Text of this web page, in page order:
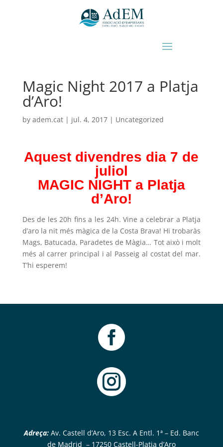
Magic Night 2017 a Platja
d’Aro!
by adem.cat| jul. 4, 2017| Uncategorized
Aquest divendres dia 7 de
juliol
MAGIC NIGHT a Platja
d’Aro!
Des de les20h fins a les 24h. Vine a celebrar a Platja
d’arola nit més màgica de la Costa Brava! Hi trobaràs
Mags, Batucada, Paradetes de Màgia… Tot això i molt
més al carrer principal i al Passeig al costat del mar.
T’hi esperem!


Adreça:Av. Castell d’Aro, 13 Esc. A Entl. 1ª – Ed. Banc
de Madrid – 17250 Castell-Platja d’Aro